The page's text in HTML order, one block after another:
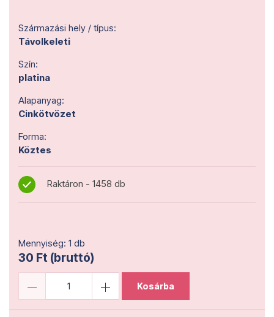
Származási hely / típus:
Távolkeleti
Szín:
platina
Alapanyag:
Cinkötvözet
Forma:
Köztes
Raktáron - 1458 db
Mennyiség: 1 db
30 Ft (bruttó)
Kosárba